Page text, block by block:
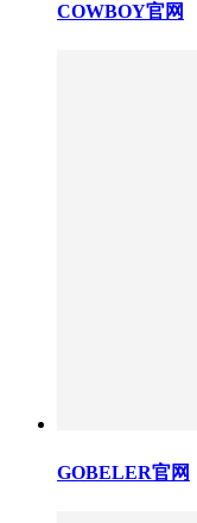
COWBOY官网
GOBELER官网